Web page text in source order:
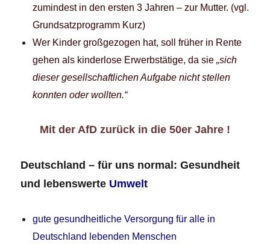
zumindest in den ersten 3 Jahren – zur Mutter. (vgl.
Grundsatzprogramm Kurz)
Wer Kinder großgezogen hat, soll früher in Rente
gehen als kinderlose Erwerbstätige, da sie„sich
dieser gesellschaftlichen Aufgabe nicht stellen
konnten oder wollten.“
Mit der AfD zurück in die 50er Jahre !
Deutschland – für uns normal: Gesundheit
und lebenswerte Umwelt
gute gesundheitliche Versorgung für alle in
Deutschland lebenden Menschen